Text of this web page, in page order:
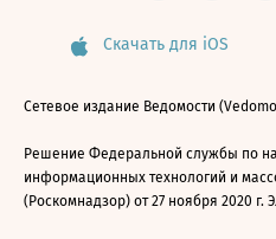
Скачать для iOS
Сетевое издание Ведомости
Решение Федеральной службы по
информационных технологий и
(Роскомнадзор) от 27 ноября 2020 г.